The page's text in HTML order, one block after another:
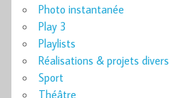
Photo instantanée
Play 3
Playlists
Réalisations & projets divers
Sport
Théâtre